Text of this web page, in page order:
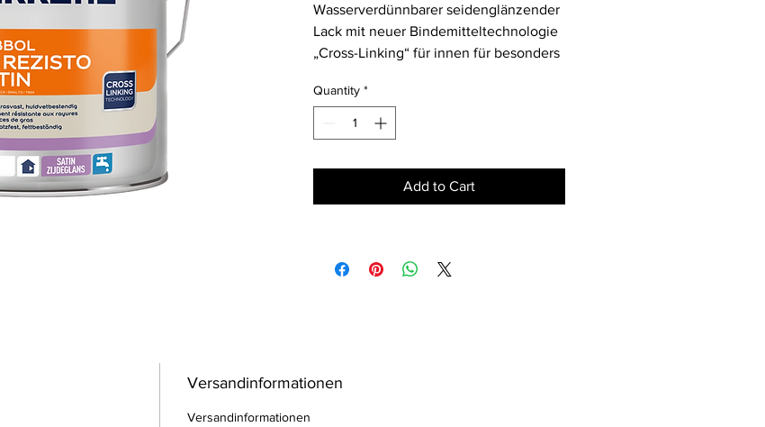
Wasserverdünnbarer seidenglänzender
Lack mit neuer Bindemitteltechnologie
„Cross-Linking“ für innen für besonders
belastbare Oberflächen im
Innenbereich.
Besondere Merkmale
Standvermögen, beste
Kantenabdeckung
Handschweiß
Quantity *
Add to Cart
Versandinformationen
Versandinformationen